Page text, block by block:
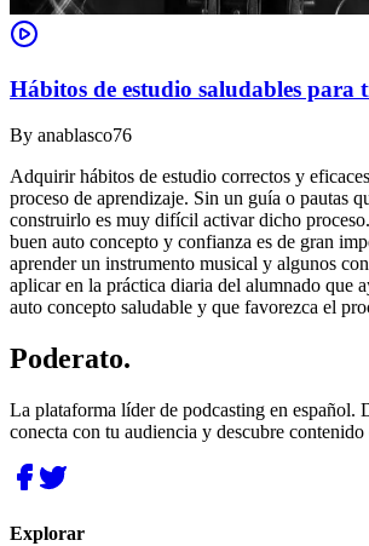
Hábitos de estudio saludables para
By anablasco76
Adquirir hábitos de estudio correctos y
proceso de aprendizaje. Sin un guía o pautas
construirlo es muy difícil activar dicho
buen auto concepto y confianza es de gran
aprender un instrumento musical y algunos
aplicar en la práctica diaria del alumnado que
auto concepto saludable y que favorezca el
Poderato.
La plataforma líder de podcasting en español.
conecta con tu audiencia y descubre contenido
Explorar